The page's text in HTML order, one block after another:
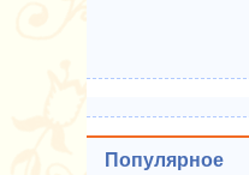
Популярное